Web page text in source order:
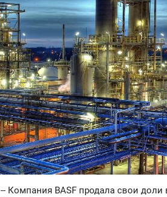
-- Компания BASF продала свои доли